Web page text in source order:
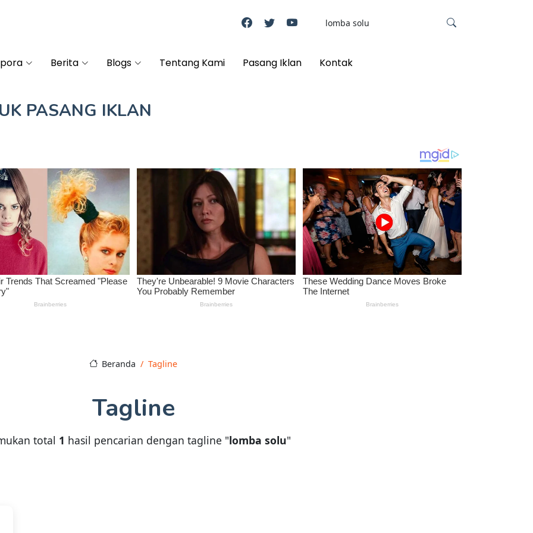
Berita Blogs Tentang Kami Pasang Iklan Kontak
PASANG IKLAN
Beranda Tagline
Tagline
total 1 hasil pencarian dengan tagline "lomba solu"